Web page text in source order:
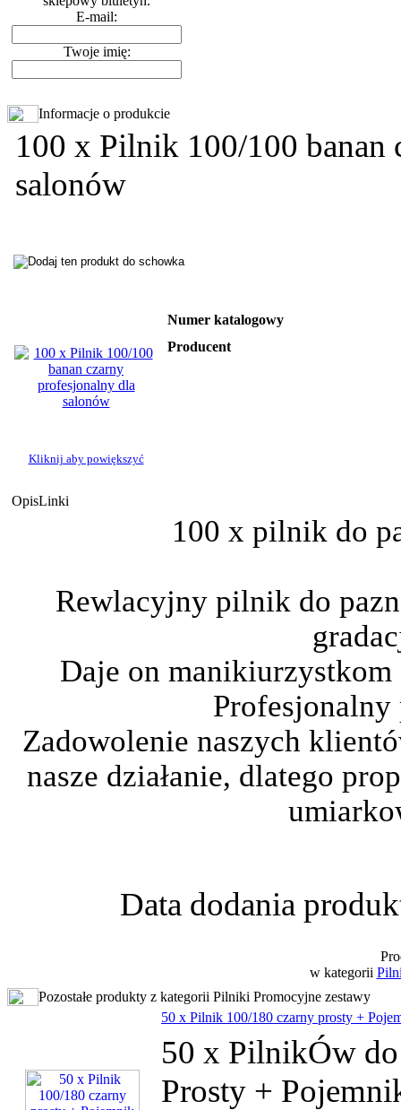
E-mail:
Twoje imię:
Informacje o produkcie
100 x Pilnik 100/100 banan
salonów
Kliknij aby powiększyć
Numer katalogowy
Producent
OpisLinki
100 x pilnik do
Rewlacyjny pilnik do
Daje on
Zadowolenie naszych
nasze działanie, dlatego
Data dodania
w kategorii
Pozostałe produkty z kategorii Pilniki Promocyjne zestawy
50 x Pilnik 100/180 czarny prosty +
50 x PilnikÓw
Prosty +